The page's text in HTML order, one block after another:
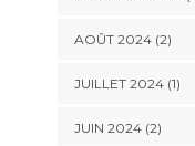
AOÛT 2024(2)
JUILLET 2024(1)
JUIN 2024(2)